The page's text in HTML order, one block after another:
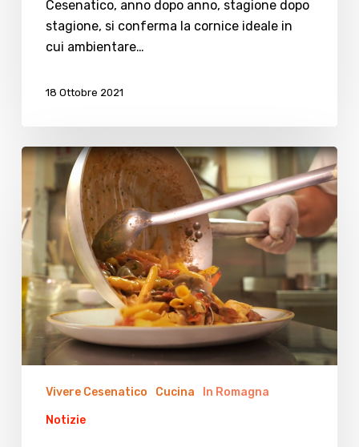
Cesenatico, anno dopo anno, stagione dopo
stagione, si conferma la cornice ideale in
cui ambientare…
18 Ottobre 2021
Aspettando
Pesce
fa
Festa…
video-
ricetta
garganelli
e
monti.Vivere Cesenatico Cucina In Romagna
Notizie